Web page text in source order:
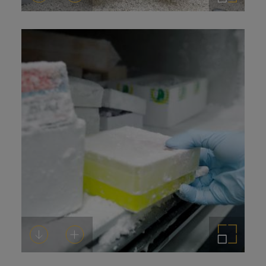
DescargarAñadir al carrito Ampliar imagen